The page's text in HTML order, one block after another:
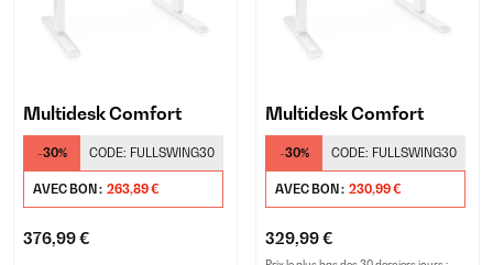
Multidesk Comfort
-30% CODE: FULLSWING30
AVEC BON : 263,89 €
376,99 €
Multidesk Comfort
-30% CODE: FULLSWING30
AVEC BON : 230,99 €
329,99 €